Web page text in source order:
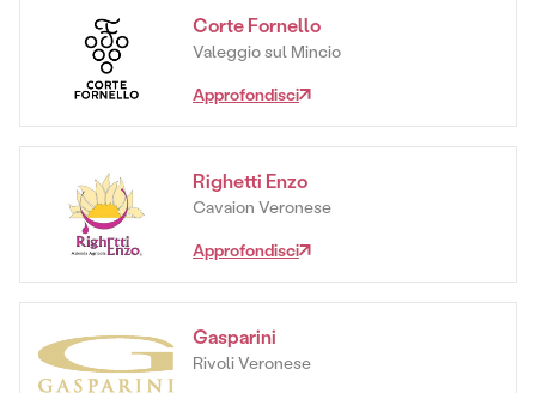
Corte Fornello
Valeggio sul Mincio
Approfondisci
Righetti Enzo
Cavaion Veronese
Approfondisci
Gasparini
Rivoli Veronese